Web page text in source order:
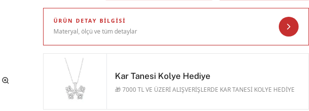
ÜRÜN DETAY BILGISI
Materyal, ölçü ve tüm detaylar
Kar Tanesi Kolye Hediye
🎁 7000 TL VE ÜZERİ ALIŞVERİŞLERDE KAR TANESİ KOLYE HEDİYE